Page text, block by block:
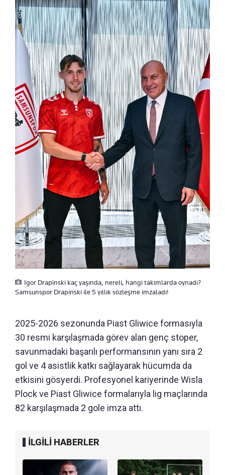
Igor Drapinski kaç yaşında, nereli, hangi takımlarda oynadı?
Samsunspor Drapinski ile 5 yıllık sözleşme imzaladı!
2025-2026 sezonunda Piast Gliwice formasıyla
30 resmi karşılaşmada görev alan genç stoper,
savunmadaki başarılı performansının yanı sıra 2
gol ve 4 asistlik katkı sağlayarak hücumda da
etkisini gösyerdi. Profesyonel kariyerinde Wisla
Plock ve Piast Gliwice formalarıyla lig maçlarında
82 karşılaşmada 2 gole imza attı.
İLGİLİ HABERLER